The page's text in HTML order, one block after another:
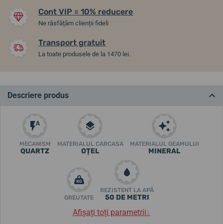
Cont VIP = 10% reducere
Ne răsfățăm clienții fideli
Transport gratuit
La toate produsele de la 1470 lei.
Descriere produs
MECANISM
QUARTZ
MATERIALUL CARCASA
OȚEL
MATERIALUL GEAMULUI
MINERAL
GREUTATE
REZISTENT LA APĂ
50 DE METRI
Afișați toți parametrii↓